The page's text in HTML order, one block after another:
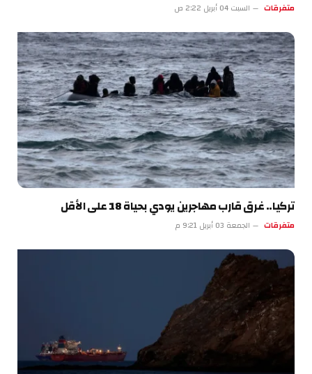
متفرقات السبت 04 أبريل 2:22 ص
تركيا.. غرق قارب مهاجرين يودي بحياة 18 على الأقل
متفرقات الجمعة 03 أبريل 9:21 م